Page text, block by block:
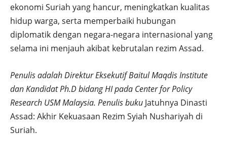
ekonomi Suriah yang hancur, meningkatkan kualitas
hidup warga, serta memperbaiki hubungan
diplomatik dengan negara-negara internasional yang
selama ini menjauh akibat kebrutalan rezim Assad.
Penulis adalah Direktur Eksekutif Baitul Maqdis Institute
dan Kandidat Ph.D bidang HI pada Center for Policy
Research USM Malaysia. Penulis buku Jatuhnya Dinasti
Assad: Akhir Kekuasaan Rezim Syiah Nushariyah di
Suriah.